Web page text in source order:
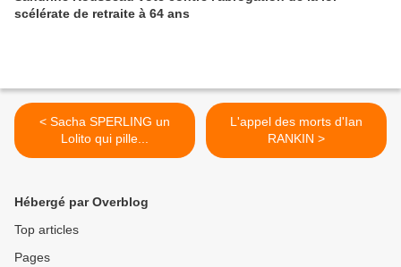
scélérate de retraite à 64 ans
< Sacha SPERLING un
Lolito qui pille...
L'appel des morts d'Ian
RANKIN >
Hébergé par Overblog
Top articles
Pages